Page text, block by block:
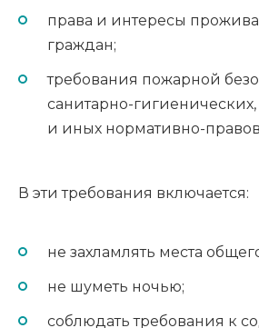
права и интересы
граждан;
требования пожарной
санитарно-
и иных нормативно-
В эти требования включается:
не захламлять места
не шуметь ночью;
соблюдать требования к